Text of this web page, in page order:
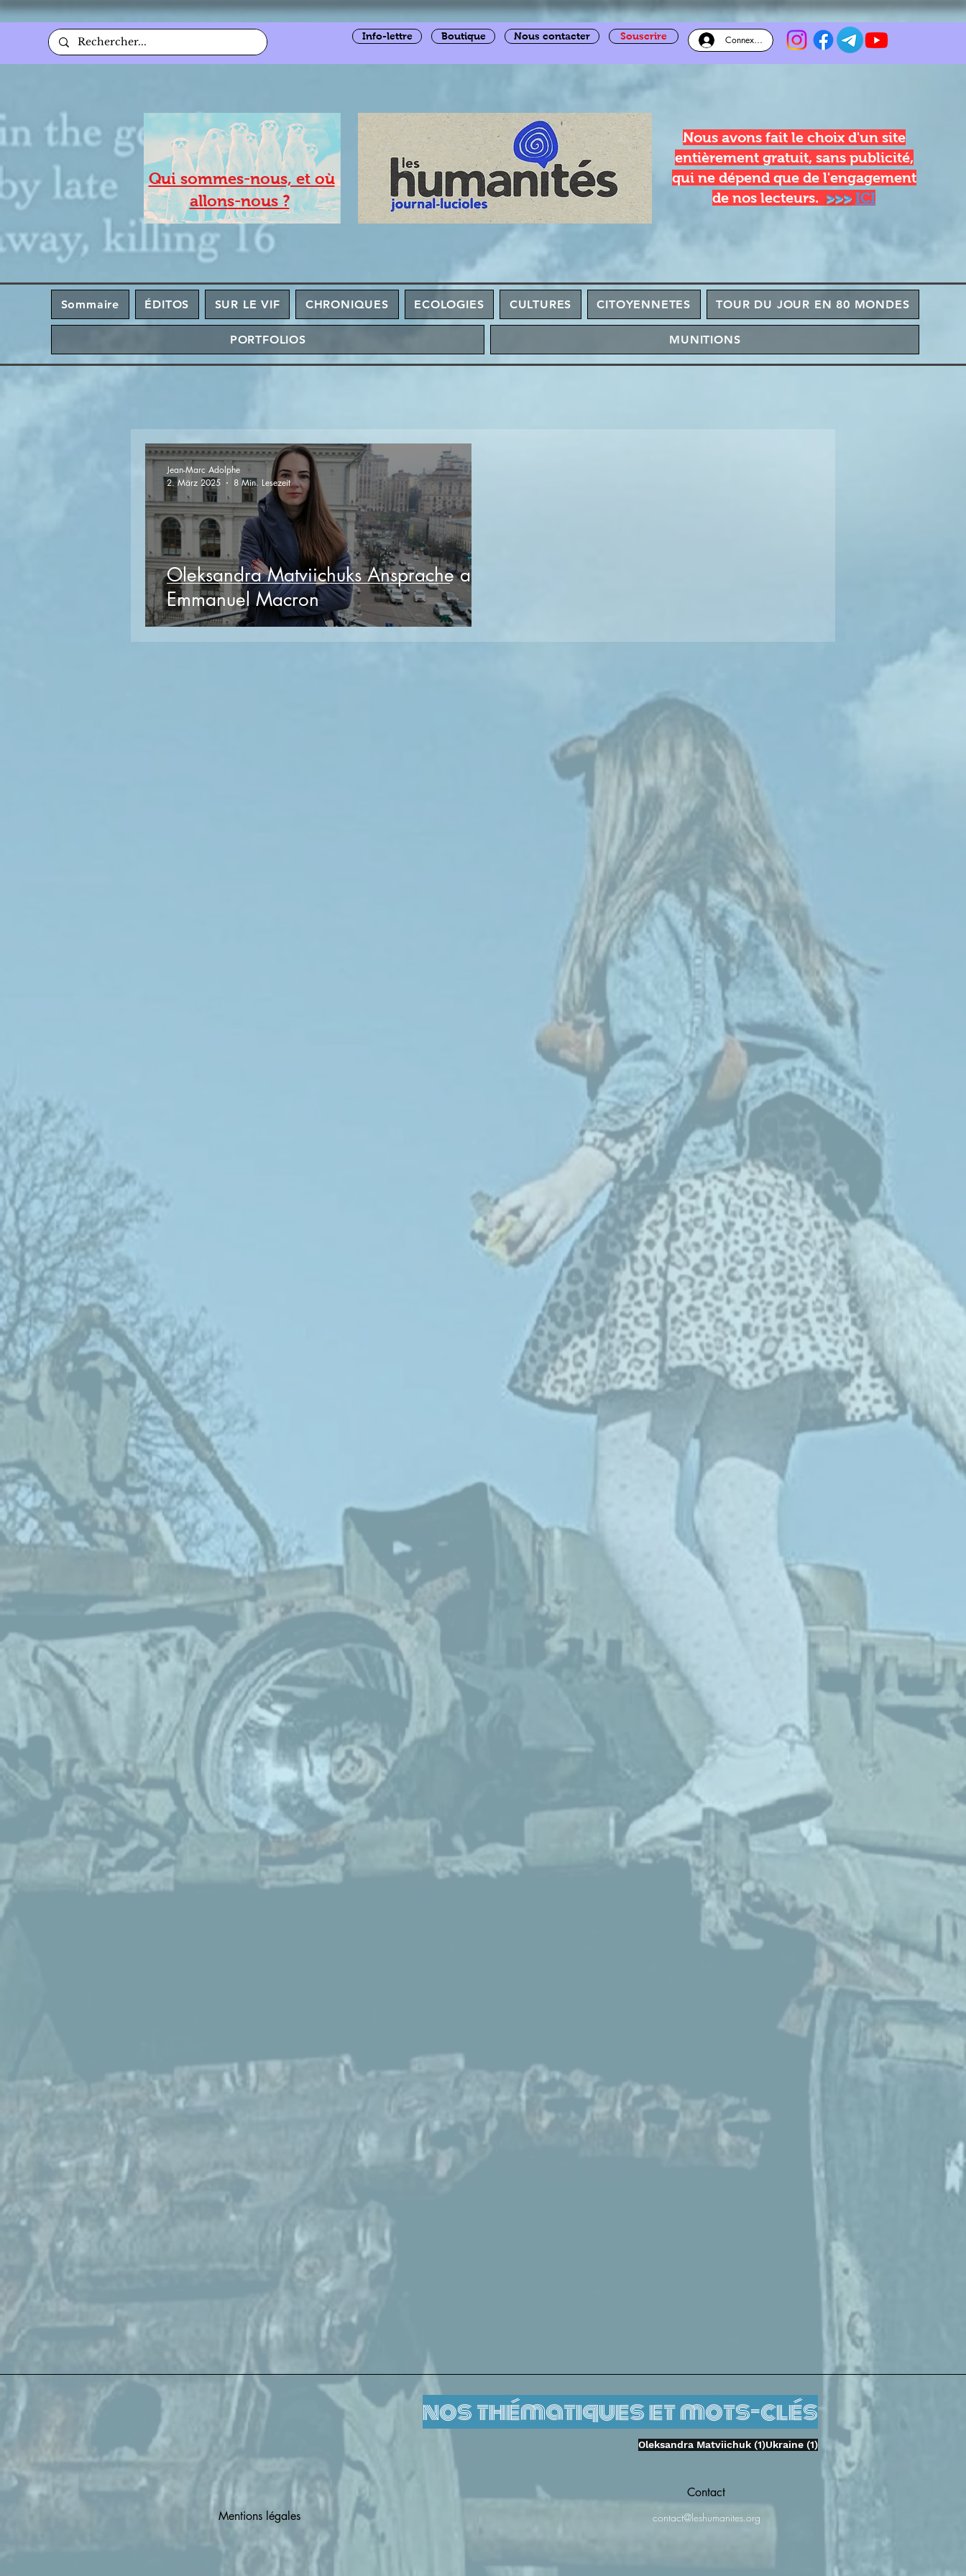
Info-lettre Boutique Nous contacter Souscrire Connexion
Qui sommes-nous, et où
allons-nous ?
Nous avons fait le choix d'un site
entièrement gratuit, sans publicité,
qui ne dépend que de l'engagement
de nos lecteurs. >>> ICI
Sommaire ÉDITOS SUR LE VIF CHRONIQUES ECOLOGIES CULTURES CITOYENNETES TOUR DU JOUR EN 80 MONDES
PORTFOLIOS MUNITIONS
Oleksandra Matviichuks Ansprache an
Emmanuel Macron
Jean-Marc Adolphe
2. März 2025
8 Min. Lesezeit
nos thématiques et mots-clés
Oleksandra Matviichuk (1)1 Beitrag
Ukraine (1)1 Beitrag
Mentions légales
Contact
contact@leshumanites.org